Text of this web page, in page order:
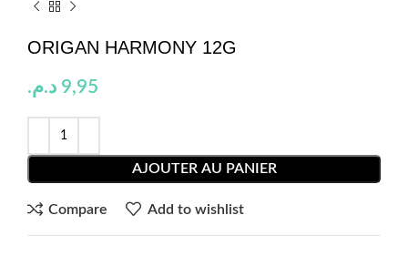
ORIGAN HARMONY 12G
9,95 د.م.
AJOUTER AU PANIER
Compare Add to wishlist